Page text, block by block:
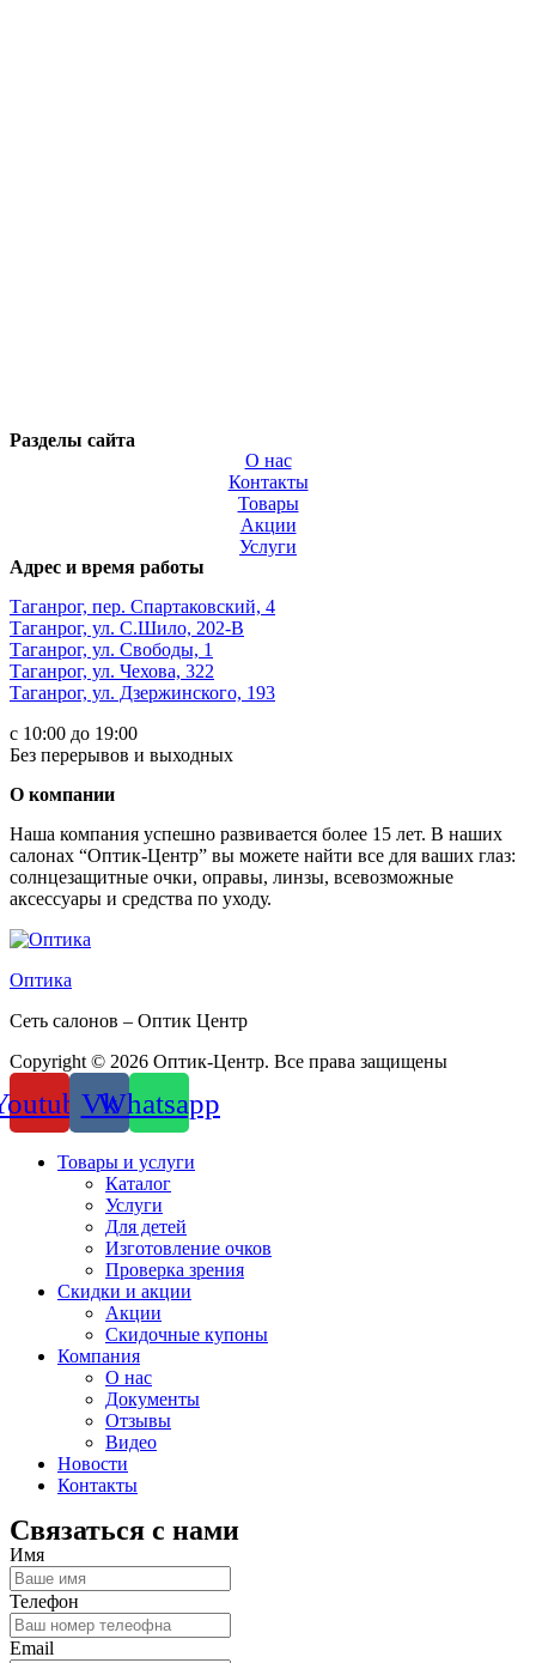
Разделы сайта
О нас
Контакты
Товары
Акции
Услуги
Адрес и время работы
Таганрог, пер. Спартаковский, 4
Таганрог, ул. С.Шило, 202-В
Таганрог, ул. Свободы, 1
Таганрог, ул. Чехова, 322
Таганрог, ул. Дзержинского, 193
с 10:00 до 19:00
Без перерывов и выходных
О компании
Наша компания успешно развивается более 15 лет. В наших
салонах “Оптик-Центр” вы можете найти все для ваших глаз:
солнцезащитные очки, оправы, линзы, всевозможные
аксессуары и средства по уходу.
Оптика
Сеть салонов – Оптик Центр
Copyright © 2026 Оптик-Центр. Все права защищены
VkWhatsapp
Товары и услуги
Каталог
Услуги
Для детей
Изготовление очков
Проверка зрения
Скидки и акции
Акции
Скидочные купоны
Компания
О нас
Документы
Отзывы
Видео
Новости
Контакты
Связаться с нами
Имя
Телефон
Email